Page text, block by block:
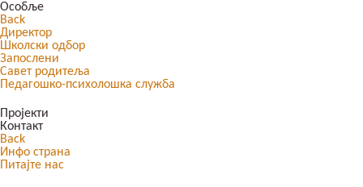
Особље
Back
Директор
Школски одбор
Запослени
Савет родитеља
Педагошко-психолошка служба
Пројекти
Контакт
Back
Инфо страна
Питајте нас